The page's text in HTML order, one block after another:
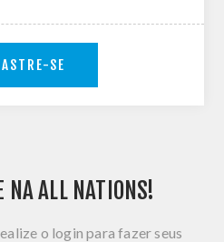
SE
NA ALL NATIONS!
o login para fazer seus